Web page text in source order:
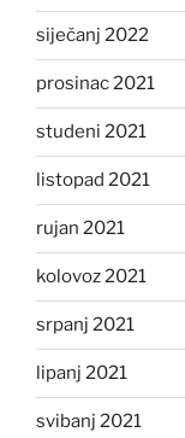
siječanj 2022
prosinac 2021
studeni 2021
listopad 2021
rujan 2021
kolovoz 2021
srpanj 2021
lipanj 2021
svibanj 2021